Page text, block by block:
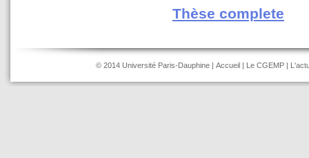
Thèse complete
© 2014 Université Paris-Dauphine | Accueil | Le CGEMP |